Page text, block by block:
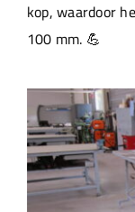
kop, waardoor
100 mm. 💪